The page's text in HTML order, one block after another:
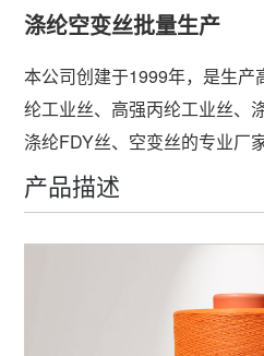
涤纶空变丝批量生产
本公司创建于1999年，是生产
纶工业丝、高强丙纶工业丝、
涤纶FDY丝、空变丝的专业厂家
产品描述